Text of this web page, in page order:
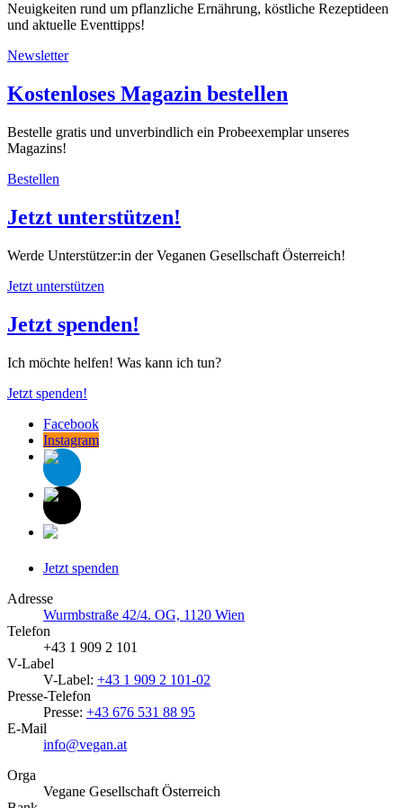
Neuigkeiten rund um pflanzliche Ernährung, köstliche Rezeptideen
und aktuelle Eventtipps!
Newsletter
Kostenloses Magazin bestellen
Bestelle gratis und unverbindlich ein Probeexemplar unseres
Magazins!
Bestellen
Jetzt unterstützen!
Werde Unterstützer:in der Veganen Gesellschaft Österreich!
Jetzt unterstützen
Jetzt spenden!
Ich möchte helfen! Was kann ich tun?
Jetzt spenden!
Facebook
Instagram
Jetzt spenden
Adresse
Wurmbstraße 42/4. OG, 1120 Wien
Telefon
+43 1 909 2 101
V-Label
V-Label: +43 1 909 2 101-02
Presse-Telefon
Presse: +43 676 531 88 95
E-Mail
info@vegan.at
Orga
Vegane Gesellschaft Österreich